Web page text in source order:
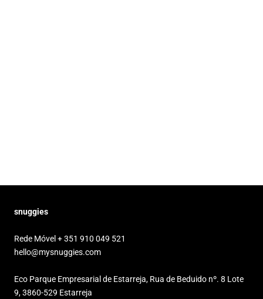
snuggies
Rede Móvel + 351 910 049 521
hello@mysnuggies.com
Eco Parque Empresarial de Estarreja, Rua de Beduido nº. 8 Lote
9, 3860-529 Estarreja